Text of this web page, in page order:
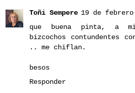
Toñi Sempere 19 de
que buena pinta, a
bizcochos contundentes
.. me chiflan.
besos
Responder